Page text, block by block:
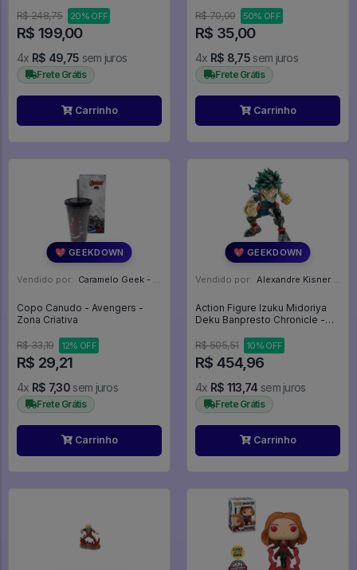
R$ 248,75 20% OFF
R$ 199,00
4x R$ 49,75 sem juros
Frete Grátis
Carrinho
R$ 70,00 50% OFF
R$ 35,00
4x R$ 8,75 sem juros
Frete Grátis
Carrinho
💖 GEEKDOWN
Vendido por: Caramelo Geek - DF
Copo Canudo - Avengers -
Zona Criativa
R$ 33,19 12% OFF
R$ 29,21
4x R$ 7,30 sem juros
Frete Grátis
Carrinho
💖 GEEKDOWN
Vendido por: Alexandre Kisner - PR
Action Figure Izuku Midoriya
Deku Banpresto Chronicle -
R$ 505,51
10% OFF
R$ 454,96
4x R$ 113,74 sem juros
Frete Grátis
Carrinho